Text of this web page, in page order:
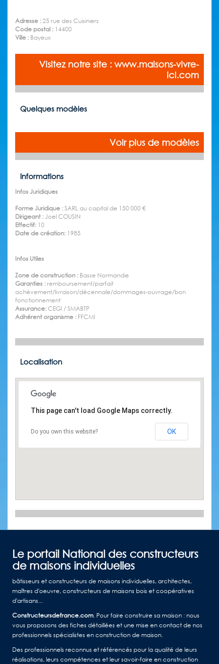
Adresse :25 rue des Cuisiniers
Code postal : 14400
Ville : Bayeux
Visitez notre site : www.maisons-vivre-
ici.com
Quelques modèles
Voir plus de modèles
Informations
Infos Juridiques
Forme Juridique :SARL au capital de 150 000 €
Dirigeant :Joel COUSIN
Effectif: 10
Date de création: 1985
Infos Utiles
Zone de construction : Basse Normandie
Garanties :remboursement/parfait
achèvement/livraison/décennale/dommages-ouvrage/bon
fonctionnement
Assurance:CEGI / SMABTP
Adhérent organisme : FFCMI
Localisation
This page can't load Google Maps correctly.
Do you own this website? OK
Le portail National des constructeurs
de maisons individuelles
bâtisseurs et constructeurs de maisons individuelles, architectes,
maîtres d'oeuvre, constructeurs de maisons bois et coopératives
d'artisans...
Constructeursdefrance.com. Pour faire construire sa maison : nous
vous proposons des fiches détaillées et une mise en contact de nos
professionnels spécialistes en construction de maison.
Des professionnels reconnus et référencés pour la qualité de leurs
réalisations, leurs compétences et leur savoir-faire en construction